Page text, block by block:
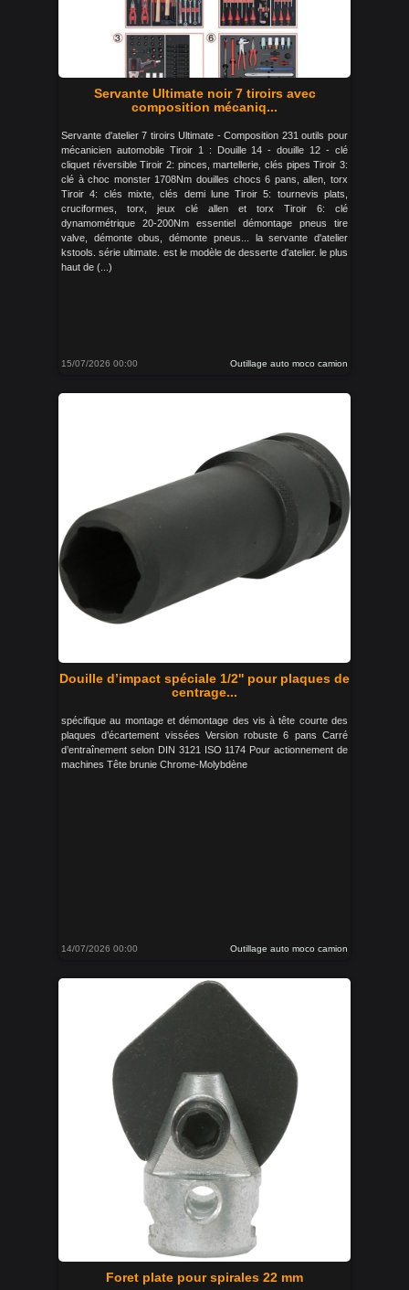
Servante Ultimate noir 7 tiroirs avec
composition mécaniq...
Servante d'atelier 7 tiroirs Ultimate - Composition 231 outils pour
mécanicien automobile Tiroir 1 : Douille 14 - douille 12 - clé
cliquet réversible Tiroir 2: pinces, martellerie, clés pipes Tiroir 3:
clé à choc monster 1708Nm douilles chocs 6 pans, allen, torx
Tiroir 4: clés mixte, clés demi lune Tiroir 5: tournevis plats,
cruciformes, torx, jeux clé allen et torx Tiroir 6: clé
dynamométrique 20-200Nm essentiel démontage pneus tire
valve, démonte obus, démonte pneus... la servante d'atelier
kstools. série ultimate. est le modèle de desserte d'atelier. le plus
haut de (...)
15/07/2026 00:00 Outillage auto moco camion
Douille d’impact spéciale 1/2'' pour plaques de
centrage...
spécifique au montage et démontage des vis à tête courte des
plaques d’écartement vissées Version robuste 6 pans Carré
d’entraînement selon DIN 3121 ISO 1174 Pour actionnement de
machines Tête brunie Chrome-Molybdène
14/07/2026 00:00 Outillage auto moco camion
Foret plate pour spirales 22 mm